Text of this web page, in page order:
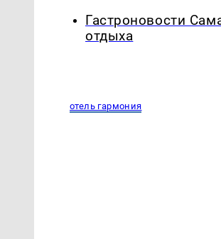
Гастроновости
отдыха
отель гармония